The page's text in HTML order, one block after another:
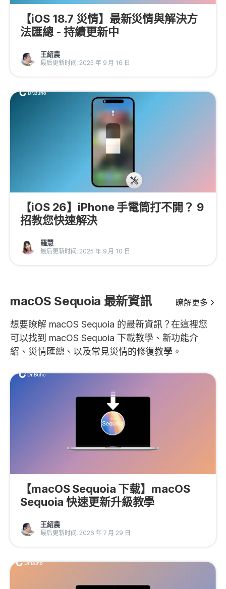
【iOS 18.7 災情】最新災情與解決方
法匯總 - 持續更新中
王紹農
最后更新时间: 2025 年 9 月 16 日
【iOS 26】iPhone 手電筒打不開？ 9
招教您快速解決
羅慧
最后更新时间: 2025 年 9 月 10 日
macOS Sequoia 最新資訊 瞭解更多
想要瞭解 macOS Sequoia 的最新資訊？在這裡您
可以找到 macOS Sequoia 下載教學、新功能介
紹、災情匯總、以及常見災情的修復教學。
【macOS Sequoia 下载】macOS
Sequoia 快速更新升級教學
王紹農
最后更新时间: 2026 年 7 月 29 日